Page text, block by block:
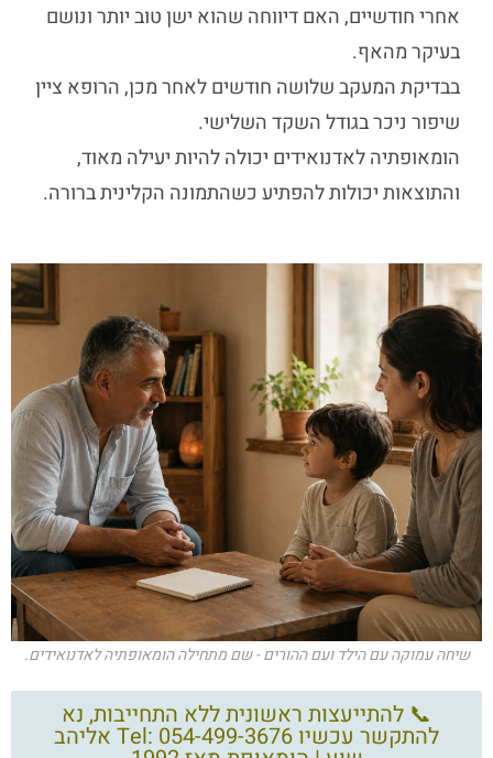
אחרי חודשיים, האם דיווחה שהוא ישן טוב יותר ונושם
בעיקר מהאף.
בבדיקת המעקב שלושה חודשים לאחר מכן, הרופא ציין
שיפור ניכר בגודל השקד השלישי.
הומאופתיה לאדנואידים יכולה להיות יעילה מאוד,
והתוצאות יכולות להפתיע כשהתמונה הקלינית ברורה.
שיחה עמוקה עם הילד ועם ההורים - שם מתחילה הומאופתיה לאדנואידים.
📞 להתייעצות ראשונית ללא התחייבות, נא
להתקשר עכשיו Tel: 054-499-3676 אליהב